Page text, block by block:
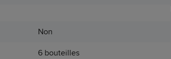
Non
6 bouteilles